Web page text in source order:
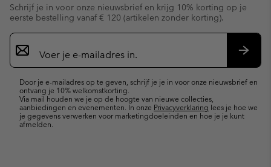
Schrijf je in voor onze nieuwsbrief en krijg 10% korting op je
eerste bestelling vanaf € 120 (artikelen zonder korting).
Aanmelden
voor
e-
Door je e-mailadres op te geven, schrijf je je in voor onze nieuwsbrief en
ontvang je 10% welkomstkorting.
Via mail houden we je op de hoogte van nieuwe collecties,
aanbiedingen en evenementen. In onze Privacyverklaring lees je hoe we
je gegevens verwerken voor marketingdoeleinden en hoe je je kunt
afmelden.